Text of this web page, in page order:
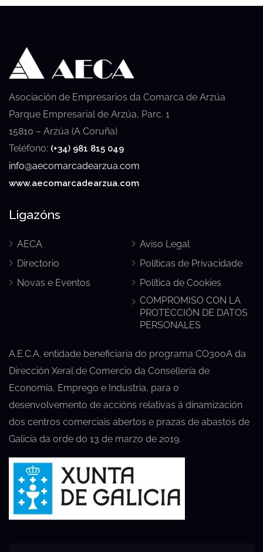
Asociación de Empresarios da Comarca de Arzúa
Parque Empresarial de Arzúa, Parc. 1
15810 – Arzúa (A Coruña)
Teléfono: (+34) 981 815 049
info@aecomarcadearzua.com
www.aecomarcadearzua.com
Ligazóns
AECA
Directorio
Novas e Eventos
Aviso Legal
Políticas de Privacidade
Política de Cookies
COMPROMISO CON LA
PROTECCIÓN DE DATOS
PERSONALES
A.E.C.A. entidade beneficiaria do programa CO300A da
Dirección Xeral de Comercio da Consellería de
Economía, Emprego e Industria, para o
desenvolvemento de accións relativas á dinamización
dos centros comerciais abertos e prazas de abastos de
Galicia da orde do 13 de marzo de 2019.